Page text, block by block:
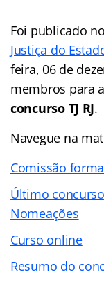
Foi publicado
Justiça do
feira, 06 de
membros para
concurso TJ RJ.
Navegue na
Comissão
Último concurso
Nomeações
Curso online
Resumo do